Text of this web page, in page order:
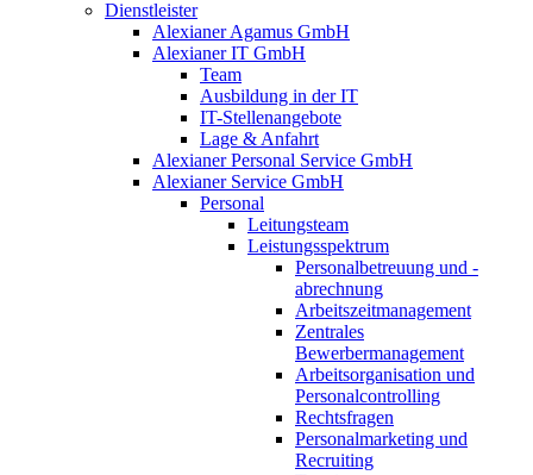
Dienstleister
Alexianer Agamus GmbH
Alexianer IT GmbH
Team
Ausbildung in der IT
IT-Stellenangebote
Lage & Anfahrt
Alexianer Personal Service GmbH
Alexianer Service GmbH
Personal
Leitungsteam
Leistungsspektrum
Personalbetreuung und -
abrechnung
Arbeitszeitmanagement
Zentrales
Bewerbermanagement
Arbeitsorganisation und
Personalcontrolling
Rechtsfragen
Personalmarketing und
Recruiting